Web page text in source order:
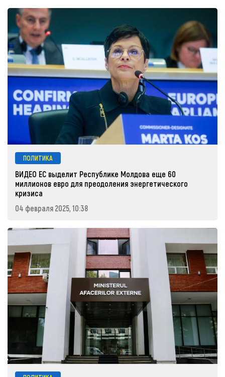
ПОЛИТИКА
ВИДЕО ЕС выделит Республике Молдова еще 60
миллионов евро для преодоления энергетического
кризиса
04 февраля 2025, 10:38